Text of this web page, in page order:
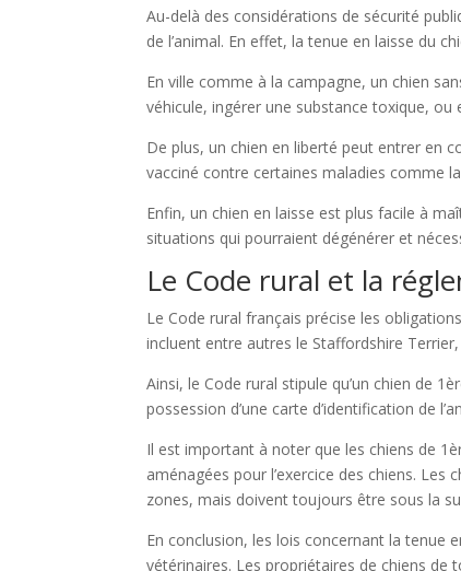
Au-delà des considérations de sécurité
de l’animal. En effet, la tenue en laisse du
En ville comme à la campagne, un chien
véhicule, ingérer une substance toxique, ou
De plus, un chien en liberté peut entrer en
vacciné contre certaines maladies comme
Enfin, un chien en laisse est plus facile à
situations qui pourraient dégénérer et
Le Code rural et la
Le Code rural français précise les
incluent entre autres le Staffordshire
Ainsi, le Code rural stipule qu’un chien de
possession d’une carte d’identification de
Il est important à noter que les chiens de
aménagées pour l’exercice des chiens.
zones, mais doivent toujours être sous la
En conclusion, les lois concernant la tenue
vétérinaires. Les propriétaires de chiens